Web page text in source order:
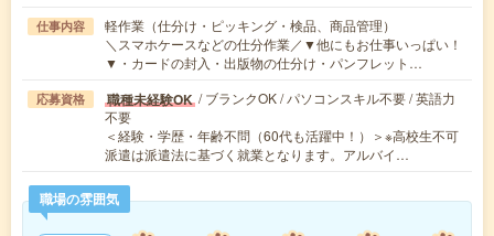
仕事内容
軽作業（仕分け・ピッキング・検品、商品管理）
＼スマホケースなどの仕分作業／▼他にもお仕事いっぱい！
▼・カードの封入・出版物の仕分け・パンフレット…
応募資格 職種未経験OK / ブランクOK / パソコンスキル不要 / 英語力
不要
＜経験・学歴・年齢不問（60代も活躍中！）＞※高校生不可
派遣は派遣法に基づく就業となります。アルバイ…
職場の雰囲気